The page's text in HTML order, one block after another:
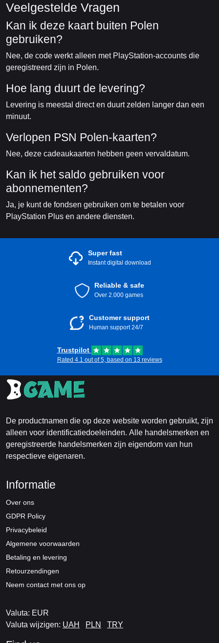
Veelgestelde Vragen
Kan ik deze kaart buiten Polen
gebruiken?
Nee, de code werkt alleen met PlayStation-accounts die
geregistreerd zijn in Polen.
Hoe lang duurt de levering?
Levering is meestal direct en duurt zelden langer dan een
minuut.
Verlopen PSN Polen-kaarten?
Nee, deze cadeaukaarten hebben geen vervaldatum.
Kan ik het saldo gebruiken voor
abonnementen?
Ja, je kunt de fondsen gebruiken om te betalen voor
PlayStation Plus en andere diensten.
Super fast
Instant digital download
Reliable & safe
Over 2.000 games
Customer support
Human support 24/7
Trustpilot
Rated 4.1 out of 5, based on 13 reviews
De productnamen die op deze website worden gebruikt, zijn
alleen voor identificatiedoeleinden. Alle handelsmerken en
geregistreerde handelsmerken zijn eigendom van hun
respectieve eigenaren.
Informatie
Over ons
GDPR Policy
Privacybeleid
Algemene voorwaarden
Betaling en levering
Retourzendingen
Neem contact met ons op
Valuta: EUR
Valuta wijzigen: UAH PLN TRY